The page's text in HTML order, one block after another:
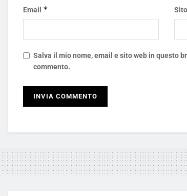
Email *
Salva il mio nome, email e sito web in questo
commento.